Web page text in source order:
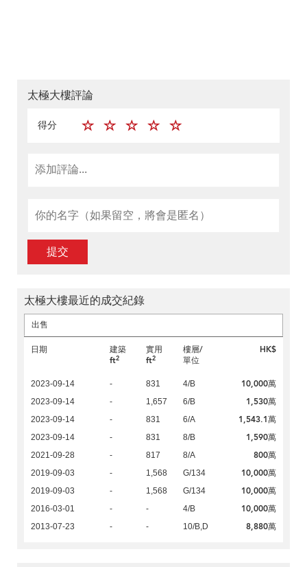
太極大樓評論
得分
提交
太極大樓最近的成交紀錄
出售
日期
建築
ft2
實用
ft2
樓層/
單位
HK$
2023-09-14 - 831 4/B 10,000萬
2023-09-14 - 1,657 6/B 1,530萬
2023-09-14 - 831 6/A 1,543.1萬
2023-09-14 - 831 8/B 1,590萬
2021-09-28 - 817 8/A 800萬
2019-09-03 - 1,568 G/134 10,000萬
2019-09-03 - 1,568 G/134 10,000萬
2016-03-01 - - 4/B 10,000萬
2013-07-23 - - 10/B,D 8,880萬